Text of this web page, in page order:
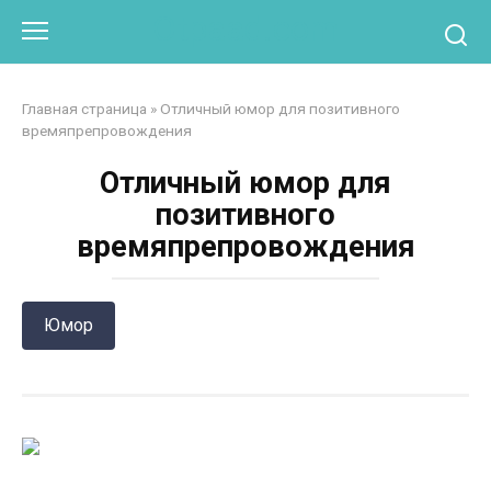
контенту
Главная страница » Отличный юмор для позитивного
времяпрепровождения
Отличный юмор для
позитивного
времяпрепровождения
Юмор